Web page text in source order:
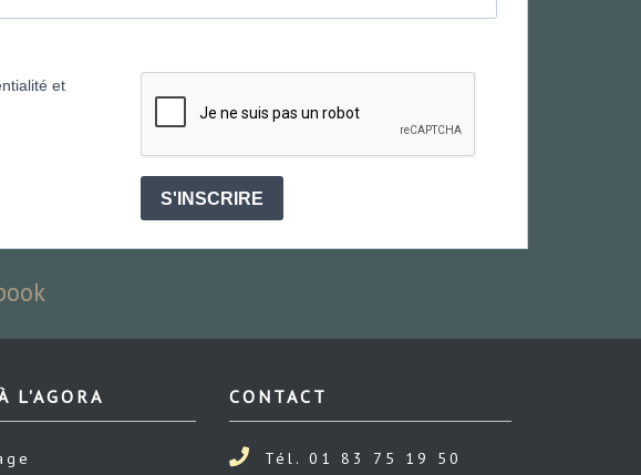
et
S'INSCRIRE
L'AGORA CONTACT
Tél. 01 83 75 19 50